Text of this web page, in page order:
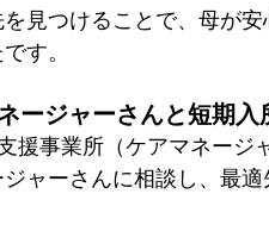
見つけることで、母が安
す。
ージャーさんと短期入
援事業所（ケアマネージ
ャーさんに相談し、最適